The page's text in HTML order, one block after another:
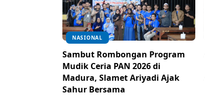
NASIONAL
Sambut Rombongan Program
Mudik Ceria PAN 2026 di
Madura, Slamet Ariyadi Ajak
Sahur Bersama